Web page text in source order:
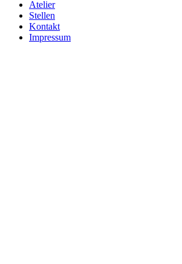
Atelier
Stellen
Kontakt
Impressum